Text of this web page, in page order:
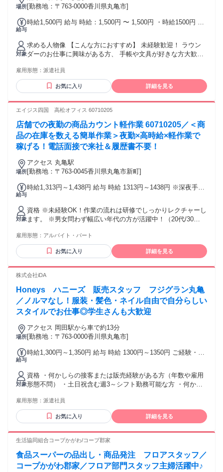
場所[勤務地：〒763-0000香川県丸亀市]
給与
時給1,500円 給与 時給：1,500円 〜 1,500円 ・時給1500円 ⇒
す！） ◆ガソリン代（20円/㎞）支給 ◆高速代支給 ◆駐車場
代支給 試用期間 試用期間：なし
対象
求める人物像 【こんな方におすすめ】 未経験歓迎！ ラウン
ダーのお仕事に興味がある方、 手帳や文具が好きな方大歓迎
線での売場づくりなど、 これまでの経験を活かしてご活躍い
ただけます。 【応募条件】 ・普通自動車運転免許（AT限定
【こんな方に向いています】 ・フットワーク軽く行動できる
られる方 ・一人で自分のペースで仕事を進めたい方
雇用形態： 派遣社員
お気に入り 詳細を見る
エイジス四国 高松オフィス 60710205
店舗での夜勤の商品カウント軽作業 60710205／＜商
品の在庫を数える簡単作業＞夜勤×高時給×軽作業で
稼げる！電話面接で来社＆履歴書不要！
場所
アクセス 丸亀駅
[勤務地：〒763-0045香川県丸亀市新町]
給与
時給1,313円～1,438円 給与 時給 1313円～1438円 ※深夜手当
※週20時間以上勤務可能かつ社会保険加入条件を満たす方は
基本時給1,150円、深夜時給1,438円（試用期間1ヶ月は基本時
給1,050円、深夜時給1,313円） ※勤務開始時間は作業店舗の
閉店時間となるため、日によって勤務開始時間および終了時
１．2路線利用出来る場合は安い路線運賃が適用されます。
２．交通系IC カード利用時の運賃が適用されます。 【マイカ
ー】 交通費精算については自宅から店舗までの最短距離をル
ート検索して1kmあたり25円の燃料費をお支払いしていま
す。なお、予め会社より指示がある場合を除き、高速代や駐
車料金はお支払いしていません。
対象
資格 ※未経験OK！作業の流れは研修でしっかりレクチャーし
ます。 ※男女問わず幅広い年代の方が活躍中！（20代/30
ろん、副業の方も大歓迎◎ ※お友達同士のご応募もOK◎ 年
齢の条件と理由：満18歳以上（深夜業務があるため、高校生
の応募はご遠慮いただいております）
雇用形態： アルバイト・パート
お気に入り 詳細を見る
株式会社iDA
Honeys ハニーズ 販売スタッフ フジグラン丸亀
／ノルマなし！服装・髪色・ネイル自由で自分らしい
スタイルでお仕事◎学生さんも大歓迎
場所
アクセス 岡田駅から車で約13分
[勤務地：〒763-0000香川県丸亀市]
給与
時給1,300円～1,350円 給与 時給 1300円～1350円 ご経験・ス
受け取れます（※上限、条件あり） 交通費：通勤交通費全額
支給 車の場合は規定によりガソリン代支給
対象
資格 ・何かしらの接客または販売経験がある方（年数や雇用
形態不問） ・土日祝含む週3～シフト勤務可能な方 ・何かし
方歓迎 ３ヶ月以上（長期）大歓迎
雇用形態： 派遣社員
お気に入り 詳細を見る
生活協同組合コープかがわ/コープ郡家
食品スーパーの品出し・商品発注 フロアスタッフ／
コープかがわ郡家／フロア部門スタッフ主婦活躍中♪